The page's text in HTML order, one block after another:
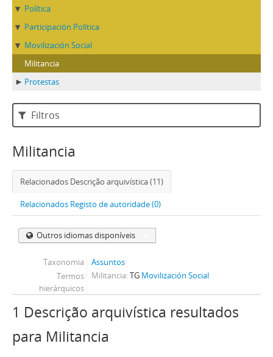
Política
Participación Política
Movilización Social
Militancia
Protestas
Filtros
Militancia
Relacionados Descrição arquivística (11)
Relacionados Registo de autoridade (0)
Outros idiomas disponíveis
Taxonomia
Assuntos
Termos
hierárquicos
Militancia TG Movilización Social
1 Descrição arquivística resultados
para Militancia